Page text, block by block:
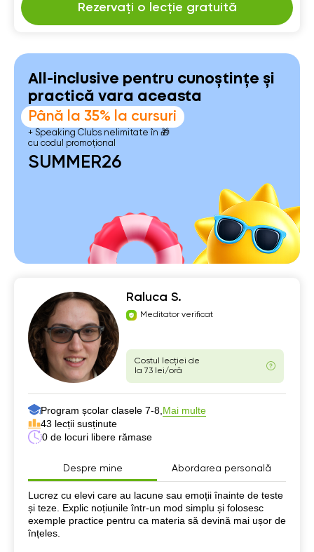
Rezervați o lecție gratuită
All-inclusive pentru cunoștințe și
practică vara aceasta
Până la 35% la cursuri
+ Speaking Clubs nelimitate în 🎁
cu codul promoțional
SUMMER26
Raluca S.
Meditator verificat
Costul lecției de
la 73 lei/oră
Program școlar clasele 7-8, Mai multe
43 lecții susținute
0 de locuri libere rămase
Despre mine Abordarea personală
Despre mine
Lucrez cu elevi care au lacune sau emoții înainte de teste
și teze. Explic noțiunile într-un mod simplu și folosesc
exemple practice pentru ca materia să devină mai ușor de
înțeles.